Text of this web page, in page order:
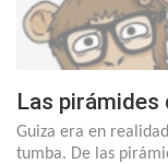
Las pirámides
Guiza era en
tumba. De las